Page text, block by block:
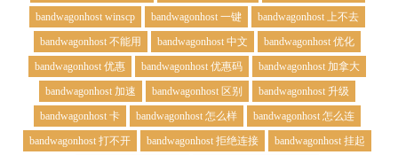
bandwagonhost winscp
bandwagonhost 一键
bandwagonhost 上不去
bandwagonhost 不能用
bandwagonhost 中文
bandwagonhost 优化
bandwagonhost 优惠
bandwagonhost 优惠码
bandwagonhost 加拿大
bandwagonhost 加速
bandwagonhost 区别
bandwagonhost 升级
bandwagonhost 卡
bandwagonhost 怎么样
bandwagonhost 怎么连
bandwagonhost 打不开
bandwagonhost 拒绝连接
bandwagonhost 挂起